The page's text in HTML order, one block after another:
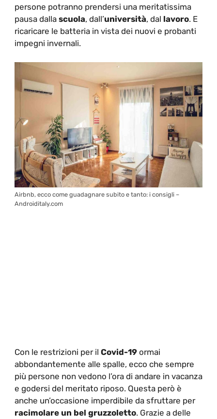
persone potranno prendersi una meritatissima
pausa dalla scuola, dall’università, dal lavoro. E
ricaricare le batteria in vista dei nuovi e probanti
impegni invernali.
Airbnb, ecco come guadagnare subito e tanto: i consigli –
Androiditaly.com
Con le restrizioni per il Covid-19 ormai
abbondantemente alle spalle, ecco che sempre
più persone non vedono l’ora di andare in vacanza
e godersi del meritato riposo. Questa però è
anche un’occasione imperdibile da sfruttare per
racimolare un bel gruzzoletto. Grazie a delle